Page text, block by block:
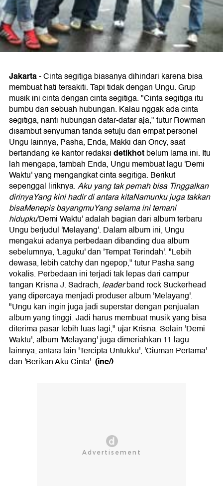
Jakarta- Cinta segitiga biasanya dihindari karena bisa
membuat hati tersakiti. Tapi tidak dengan Ungu. Grup
musik ini cinta dengan cinta segitiga. "Cinta segitiga itu
bumbu dari sebuah hubungan. Kalau nggak ada cinta
segitiga, nanti hubungan datar-datar aja," tutur Rowman
disambut senyuman tanda setuju dari empat personel
Ungu lainnya, Pasha, Enda, Makki dan Oncy, saat
bertandang ke kantor redaksidetikhotbelum lama ini. Itu
lah mengapa, tambah Enda, Ungu membuat lagu 'Demi
Waktu' yang mengangkat cinta segitiga. Berikut
sepenggal liriknya.Aku yang tak pernah bisa Tinggalkan
dirinyaYang kini hadir di antara kitaNamunku juga takkan
bisaMenepis bayangmuYang selama ini temani
hidupku'Demi Waktu' adalah bagian dari album terbaru
Ungu berjudul 'Melayang'. Dalam album ini, Ungu
mengakui adanya perbedaan dibanding dua album
sebelumnya, 'Laguku' dan 'Tempat Terindah'. "Lebih
dewasa, lebih catchy dan ngepop," tutur Pasha sang
vokalis. Perbedaan ini terjadi tak lepas dari campur
tangan Krisna J. Sadrach, leaderband rock Suckerhead
yang dipercaya menjadi produser album 'Melayang'.
"Ungu kan ingin juga jadi superstar dengan penjualan
album yang tinggi. Jadi harus membuat musik yang bisa
diterima pasar lebih luas lagi," ujar Krisna. Selain 'Demi
Waktu', album 'Melayang' juga dimeriahkan 11 lagu
lainnya, antara lain 'Tercipta Untukku', 'Ciuman Pertama'
dan 'Berikan Aku Cinta'.(ine/)